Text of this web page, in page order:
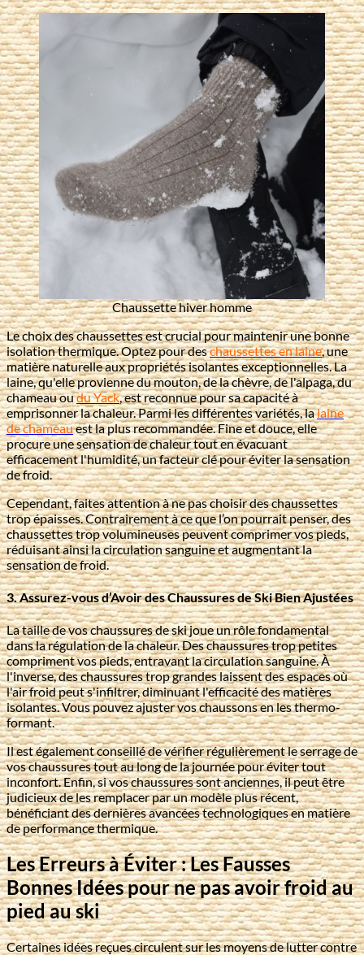
Chaussette hiver homme
Le choix des chaussettes est crucial pour maintenir une bonne
isolation thermique. Optez pour deschaussettes en laine, une
matière naturelle aux propriétés isolantes exceptionnelles. La
laine, qu'elle provienne du mouton, de la chèvre, de l'alpaga, du
chameau oudu Yack, est reconnue pour sa capacité à
emprisonner la chaleur. Parmi les différentes variétés, lalaine
de chameauest la plus recommandée. Fine et douce, elle
procure une sensation de chaleur tout en évacuant
efficacement l'humidité, un facteur clé pour éviter la sensation
de froid.
Cependant, faites attention à ne pas choisir des chaussettes
trop épaisses. Contrairement à ce que l’on pourrait penser, des
chaussettes trop volumineuses peuvent comprimer vos pieds,
réduisant ainsi la circulation sanguine et augmentant la
sensation de froid.
3. Assurez-vous d’Avoir des Chaussures de Ski Bien Ajustées
La taille de vos chaussures de ski joue un rôle fondamental
dans la régulation de la chaleur. Des chaussures trop petites
compriment vos pieds, entravant la circulation sanguine. À
l'inverse, des chaussures trop grandes laissent des espaces où
l'air froid peut s'infiltrer, diminuant l'efficacité des matières
isolantes. Vous pouvez ajuster vos chaussons en les thermo-
formant.
Il est également conseillé de vérifier régulièrement le serrage de
vos chaussures tout au long de la journée pour éviter tout
inconfort. Enfin, si vos chaussures sont anciennes, il peut être
judicieux de les remplacer par un modèle plus récent,
bénéficiant des dernières avancées technologiques en matière
de performance thermique.
Les Erreurs à Éviter : Les Fausses
Bonnes Idées pour ne pas avoir froid au
pied au ski
Certaines idées reçues circulent sur les moyens de lutter contre